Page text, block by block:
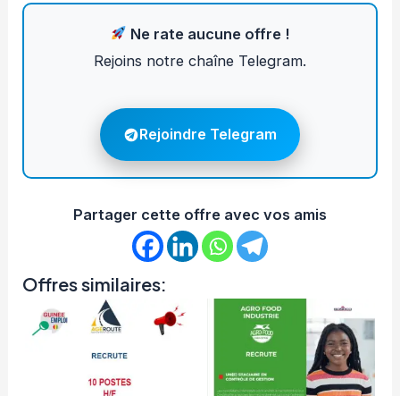
Ne rate aucune offre !
Rejoins notre chaîne Telegram.
Rejoindre Telegram
Partager cette offre avec vos amis
Offres similaires: